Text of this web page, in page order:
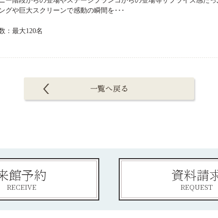
グや巨大スクリーンで感動の瞬間を･･･
：最大120名
館予約
RECEIVE
資料請
REQUEST